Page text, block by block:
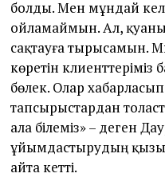
болды. Мен мұндай
ойламаймын. Ал,
сақтауға тырысамын.
көретін
бөлек. Олар
тапсырыстардан
ала білеміз» – деген
ұйымдастырудың
айта кетті.